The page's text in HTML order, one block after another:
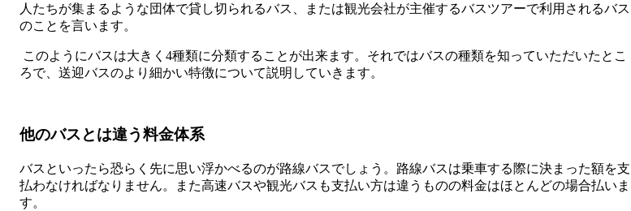
人たちが集まるような団体で貸し切られるバス、または観光会社が主催するバスツアーで利用されるバス
のことを言います。
このようにバスは大きく4種類に分類することが出来ます。それではバスの種類を知っていただいたとこ
ろで、送迎バスのより細かい特徴について説明していきます。
他のバスとは違う料金体系
バスといったら恐らく先に思い浮かべるのが路線バスでしょう。路線バスは乗車する際に決まった額を支
払わなければなりません。また高速バスや観光バスも支払い方は違うものの料金はほとんどの場合払いま
す。